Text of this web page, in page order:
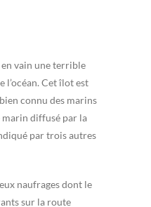
en vain une terrible
l’océan. Cet îlot est
connu des marins
marin diffusé par la
par trois autres
naufrages dont le
sur la route